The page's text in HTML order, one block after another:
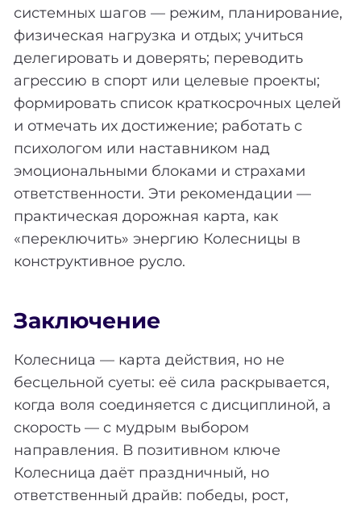
системных шагов — режим, планирование,
физическая нагрузка и отдых; учиться
делегировать и доверять; переводить
агрессию в спорт или целевые проекты;
формировать список краткосрочных целей
и отмечать их достижение; работать с
психологом или наставником над
эмоциональными блоками и страхами
ответственности. Эти рекомендации —
практическая дорожная карта, как
«переключить» энергию Колесницы в
конструктивное русло.
Заключение
Колесница — карта действия, но не
бесцельной суеты: её сила раскрывается,
когда воля соединяется с дисциплиной, а
скорость — с мудрым выбором
направления. В позитивном ключе
Колесница даёт праздничный, но
ответственный драйв: победы, рост,